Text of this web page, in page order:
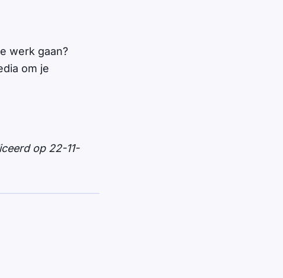
werk gaan?
om je
op 22-11-